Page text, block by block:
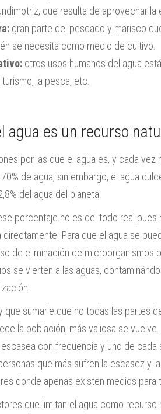
que resulta de aprovechar
gran parte del pescado y marisco
se necesita como medio de cultivo.
otros usos humanos del agua
la pesca, etc.
agua es un recurso
por las que el agua es, y cada
de agua, sin embargo, el agua
del agua del planeta.
porcentaje no es del todo real pues
directamente. Para que el agua se
de eliminación de
se vierten a las aguas,
que sumarle que no todas las partes
la población, más valiosa se
con frecuencia y uno de
que más sufren la escasez y
donde apenas existen medios para
que limitan el agua como